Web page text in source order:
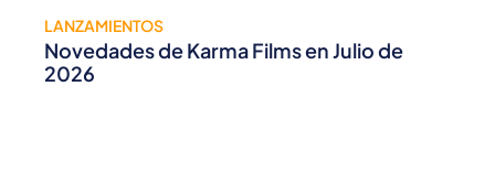
LANZAMIENTOS
Novedades de Karma Films en Julio de
2026